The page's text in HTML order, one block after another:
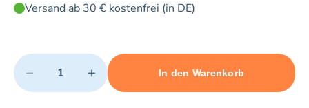
Versand ab 30 € kostenfrei (in DE)
Quantity
− +
Minimum quantity: 1 Maximum quantity: 46
In den Warenkorb
Add 1 item to cart